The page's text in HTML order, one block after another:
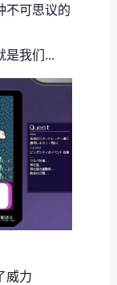
不可思议的
是我们...
威力